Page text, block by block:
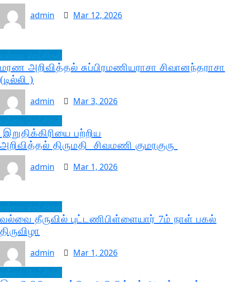
admin
Mar 12, 2026
மரண அறிவித்தல் சுப்பிரமணியராசா சிவானந்தராசா
(டில்லி )
admin
Mar 3, 2026
இறுதிக்கிரியை பற்றிய
அறிவித்தல் திருமதி சிவமணி குமரகுரு
admin
Mar 1, 2026
வல்வை தீருவில் புட்டணிபிள்ளையார் 7ம் நாள் பகல்
திருவிழா
admin
Mar 1, 2026